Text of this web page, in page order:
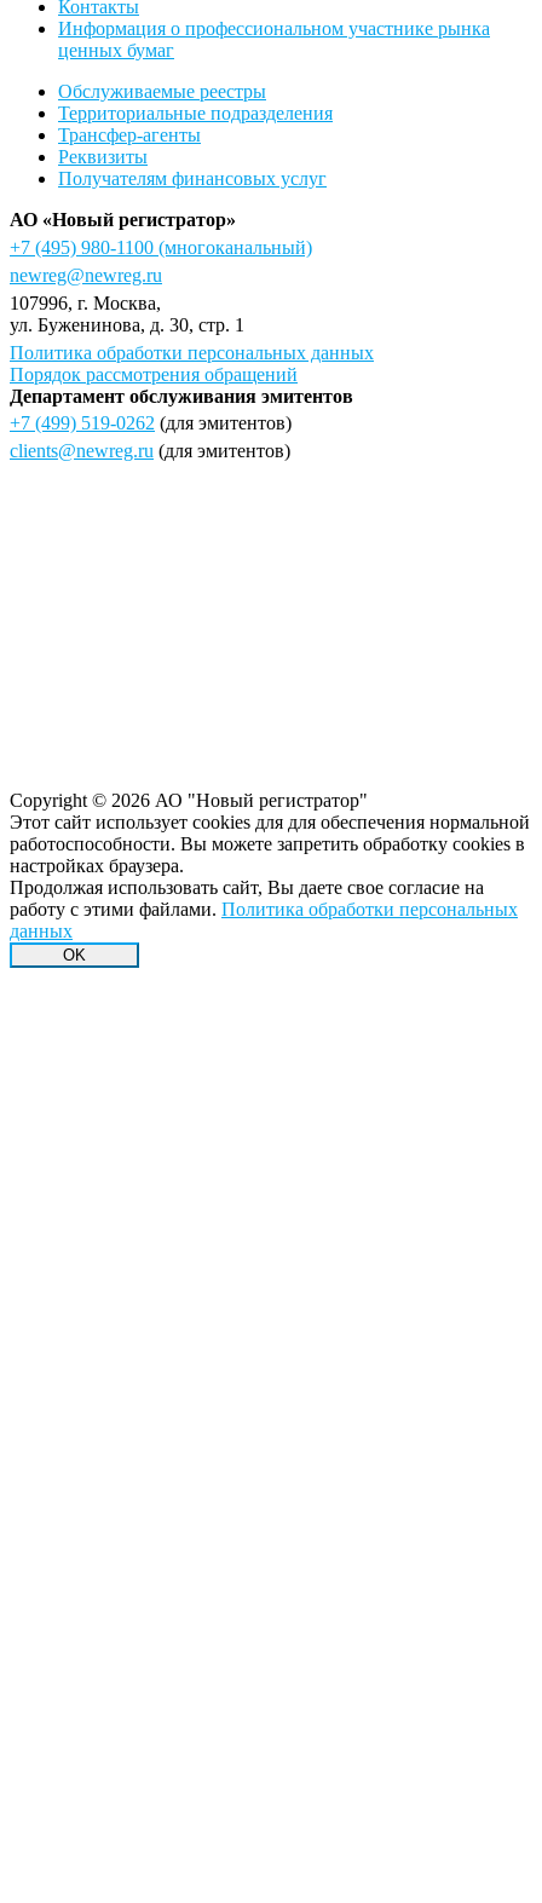
Контакты
Информация о профессиональном участнике рынка
ценных бумаг
Обслуживаемые реестры
Территориальные подразделения
Трансфер-агенты
Реквизиты
Получателям финансовых услуг
АО «Новый регистратор»
+7 (495) 980-1100 (многоканальный)
newreg@newreg.ru
107996, г. Москва,
ул. Буженинова, д. 30, стр. 1
Политика обработки персональных данных
Порядок рассмотрения обращений
Департамент обслуживания эмитентов
+7 (499) 519-0262 (для эмитентов)
clients@newreg.ru (для эмитентов)
Copyright © 2026 АО "Новый регистратор"
Этот сайт использует cookies для для обеспечения нормальной
работоспособности. Вы можете запретить обработку сookies в
настройках браузера.
Продолжая использовать сайт, Вы даете свое согласие на
работу с этими файлами. Политика обработки персональных
данных
OK